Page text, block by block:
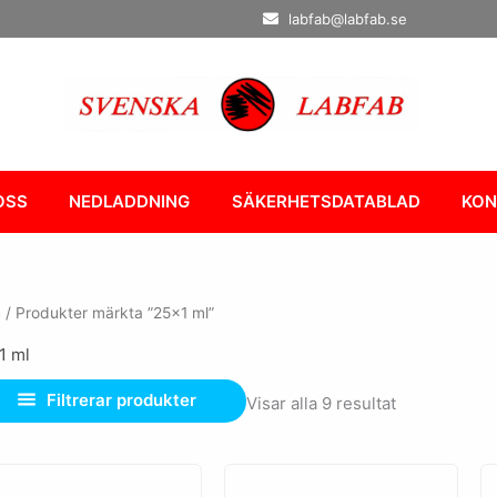
labfab@labfab.se
NEDLADDNING SÄKERHETSDATABLAD
/ Produkter märkta ”25x1 ml”
ml
Filtrerar produkter Visar alla 9 resultat